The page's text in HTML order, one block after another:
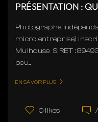
PRÉSENTATION :
Photographe
micro entreprise)
Mulhouse SIRET :
peu...
EN SAVOIR PLUS
0 likes